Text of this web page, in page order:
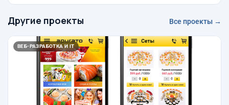
Другие проекты Все проекты →
ВЕБ-РАЗРАБОТКА И IT